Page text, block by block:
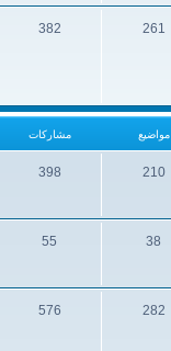
261
382
مواضيع مشاركات
210
398
38
55
282
576